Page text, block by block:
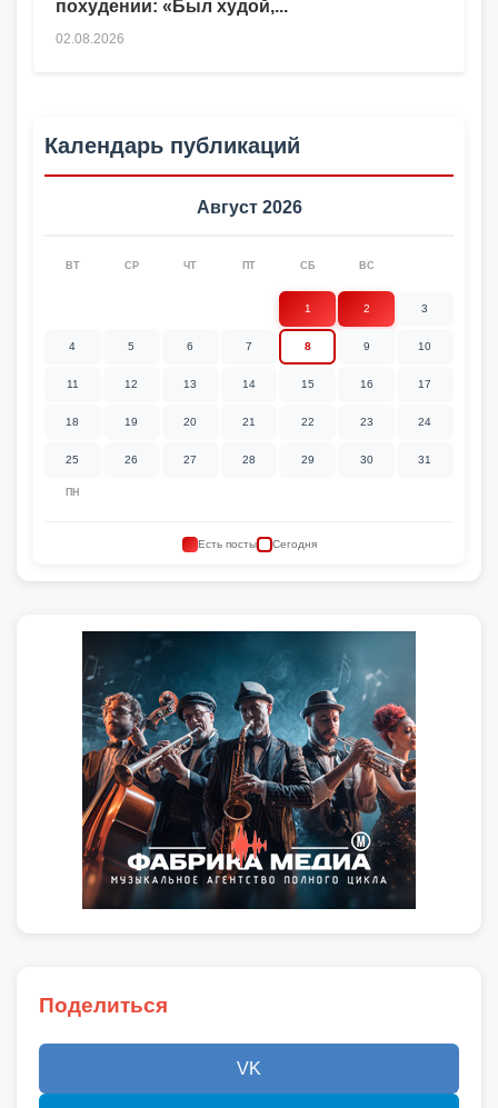
похудении: «Был худой,...
02.08.2026
Календарь публикаций
Август 2026
ПН
ВТ СР ЧТ ПТ СБ ВС
1 2 3
4 5 6 7 8 9 10
11 12 13 14 15 16 17
18 19 20 21 22 23 24
25 26 27 28 29 30 31
Есть посты Сегодня
Поделиться
VK